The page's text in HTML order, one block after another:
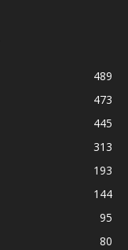
489
473
445
313
193
144
95
80